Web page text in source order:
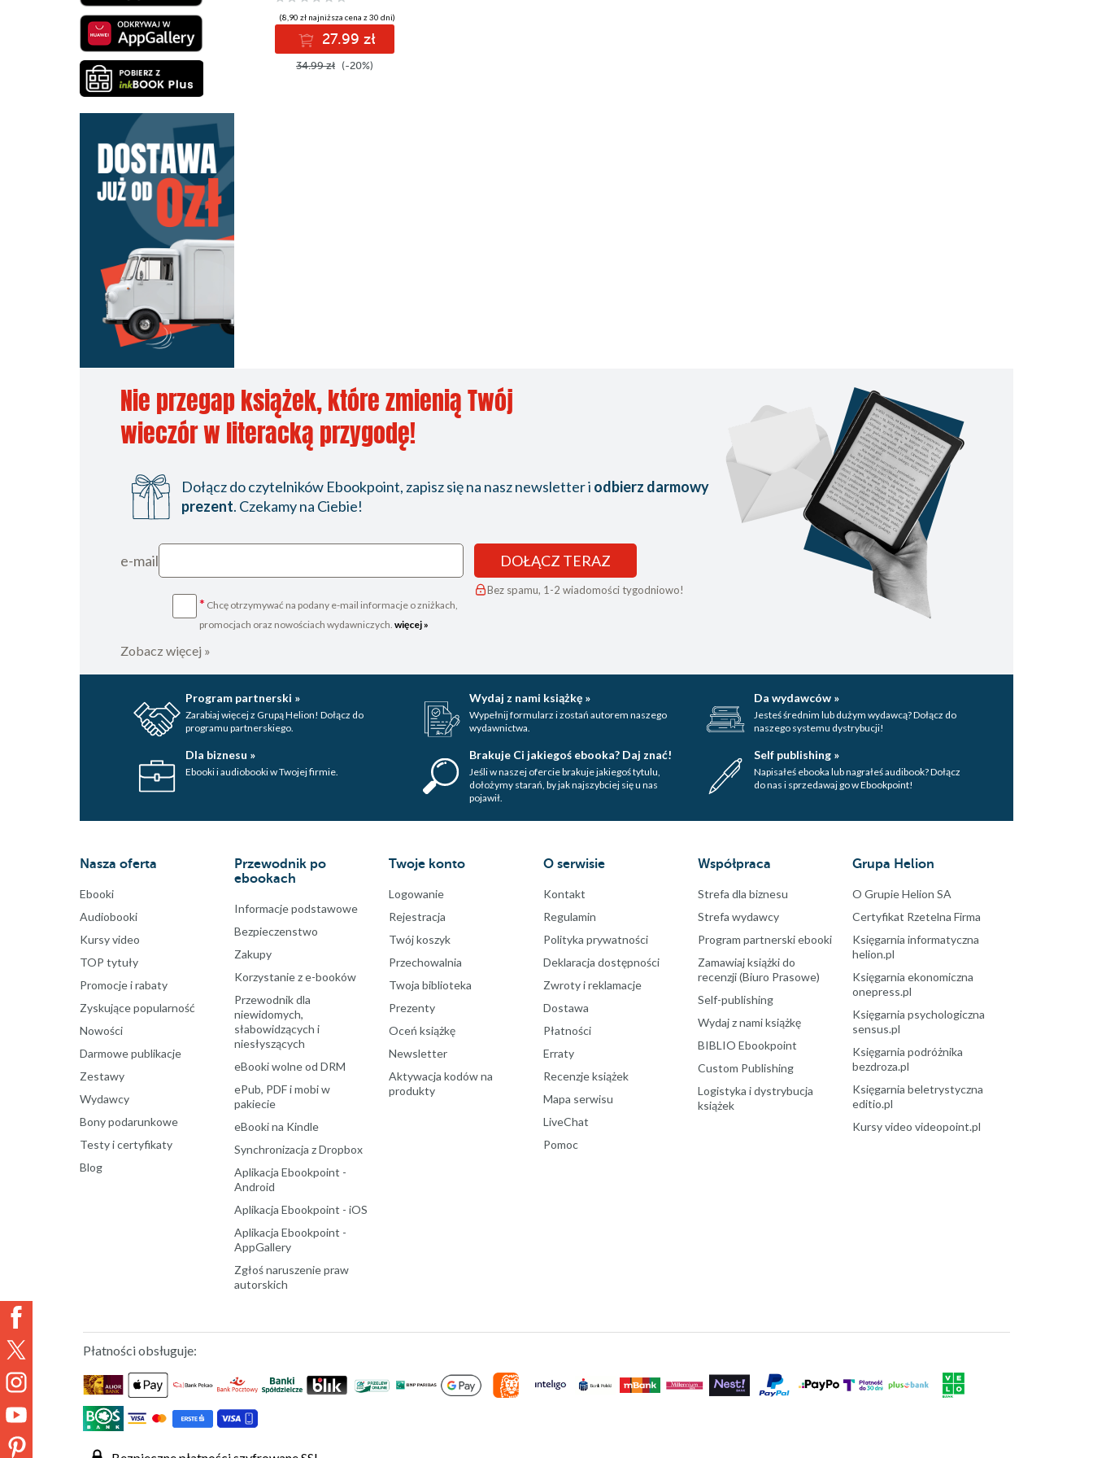
(8,90 zł najniższa cena z 30 dni)
27.99 zł
34.99 zł (-20%)
Nie przegap książek, które zmienią Twój
wieczór w literacką przygodę!
Dołącz do czytelników Ebookpoint, zapisz się na nasz newsletter i odbierz darmowy
prezent. Czekamy na Ciebie!
e-mail
* Chcę otrzymywać na podany e-mail informacje o zniżkach,
promocjach oraz nowościach wydawniczych. więcej »
DOŁĄCZ TERAZ
Bez spamu, 1-2 wiadomości tygodniowo!
Zobacz więcej »
Program partnerski »
Zarabiaj więcej z Grupą Helion! Dołącz do
programu partnerskiego.
Wydaj z nami książkę »
Wypełnij formularz i zostań autorem naszego
wydawnictwa.
Da wydawców »
Jesteś średnim lub dużym wydawcą? Dołącz do
naszego systemu dystrybucji!
Dla biznesu »
Ebooki i audiobooki w Twojej firmie.
Brakuje Ci jakiegoś ebooka? Daj znać!
Jeśli w naszej ofercie brakuje jakiegoś tytulu,
dołożymy starań, by jak najszybciej się u nas
pojawił.
Self publishing »
Napisałeś ebooka lub nagrałeś audibook? Dołącz
do nas i sprzedawaj go w Ebookpoint!
Nasza oferta
Ebooki
Audiobooki
Kursy video
TOP tytuły
Promocje i rabaty
Zyskujące popularność
Nowości
Darmowe publikacje
Zestawy
Wydawcy
Bony podarunkowe
Testy i certyfikaty
Blog
Przewodnik po
ebookach
Informacje podstawowe
Bezpieczenstwo
Zakupy
Korzystanie z e-booków
Przewodnik dla
niewidomych,
słabowidzących i
niesłyszących
eBooki wolne od DRM
ePub, PDF i mobi w
pakiecie
eBooki na Kindle
Synchronizacja z Dropbox
Aplikacja Ebookpoint -
Android
Aplikacja Ebookpoint - iOS
Aplikacja Ebookpoint -
AppGallery
Zgłoś naruszenie praw
autorskich
Twoje konto
Logowanie
Rejestracja
Twój koszyk
Przechowalnia
Twoja biblioteka
Prezenty
Oceń książkę
Newsletter
Aktywacja kodów na
produkty
O serwisie
Kontakt
Regulamin
Polityka prywatności
Deklaracja dostępności
Zwroty i reklamacje
Dostawa
Płatności
Erraty
Recenzje książek
Mapa serwisu
LiveChat
Pomoc
Współpraca
Strefa dla biznesu
Strefa wydawcy
Program partnerski ebooki
Zamawiaj książki do
recenzji (Biuro Prasowe)
Self-publishing
Wydaj z nami książkę
BIBLIO Ebookpoint
Custom Publishing
Logistyka i dystrybucja
książek
Grupa Helion
O Grupie Helion SA
Certyfikat Rzetelna Firma
Księgarnia informatyczna
helion.pl
Księgarnia ekonomiczna
onepress.pl
Księgarnia psychologiczna
sensus.pl
Księgarnia podróżnika
bezdroza.pl
Księgarnia beletrystyczna
editio.pl
Kursy video videopoint.pl
Płatności obsługuje: